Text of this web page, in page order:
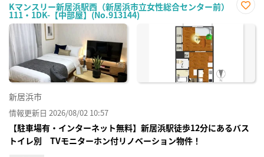
Kマンスリー新居浜駅西（新居浜市立女性総合センター前）
111・1DK-【中部屋】(No.913144)
に入
新居浜市
情報更新日 2026/08/02 10:57
【駐車場有・インターネット無料】新居浜駅徒歩12分にあるバス
トイレ別 TVモニターホン付リノベーション物件！